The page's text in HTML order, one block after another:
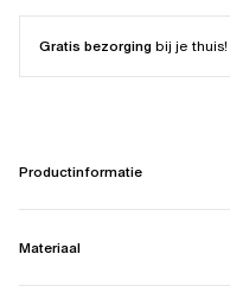
Gratis bezorgingbij je thuis!
Productinformatie
Materiaal